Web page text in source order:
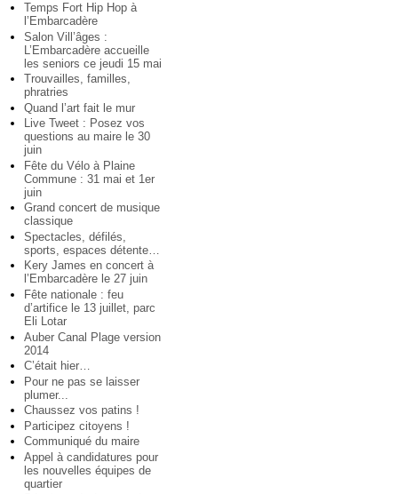
Temps Fort Hip Hop à
l’Embarcadère
Salon Vill’âges :
L’Embarcadère accueille
les seniors ce jeudi 15 mai
Trouvailles, familles,
phratries
Quand l’art fait le mur
Live Tweet : Posez vos
questions au maire le 30
juin
Fête du Vélo à Plaine
Commune : 31 mai et 1er
juin
Grand concert de musique
classique
Spectacles, défilés,
sports, espaces détente…
Kery James en concert à
l’Embarcadère le 27 juin
Fête nationale : feu
d’artifice le 13 juillet, parc
Eli Lotar
Auber Canal Plage version
2014
C’était hier…
Pour ne pas se laisser
plumer...
Chaussez vos patins !
Participez citoyens !
Communiqué du maire
Appel à candidatures pour
les nouvelles équipes de
quartier